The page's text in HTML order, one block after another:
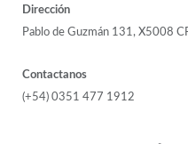
Dirección
Pablo de Guzmán 131, X5008
Contactanos
(+54) 0351 477 1912